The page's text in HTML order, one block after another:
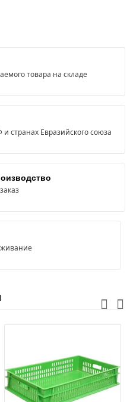
товара на складе
странах Евразийского союза